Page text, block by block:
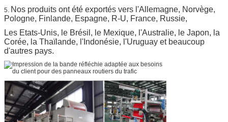
5. Nos produits ont été exportés vers l'Allemagne, Norvège,
Pologne, Finlande, Espagne, R-U, France, Russie,
Les Etats-Unis, le Brésil, le Mexique, l'Australie, le Japon, la
Corée, la Thaïlande, l'Indonésie, l'Uruguay et beaucoup
d'autres pays.